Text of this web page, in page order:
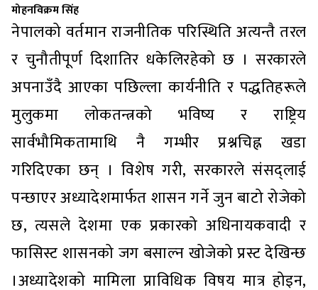
मोहनविक्रम सिंह
नेपालको वर्तमान राजनीतिक परिस्थिति अत्यन्तै तरल
र चुनौतीपूर्ण दिशातिर धकेलिरहेको छ । सरकारले
अपनाउँदै आएका पछिल्ला कार्यनीति र पद्धतिहरूले
मुलुकमा लोकतन्त्रको भविष्य र राष्ट्रिय
सार्वभौमिकतामाथि नै गम्भीर प्रश्नचिह्न खडा
गरिदिएका छन् । विशेष गरी, सरकारले संसद्लाई
पन्छाएर अध्यादेशमार्फत शासन गर्ने जुन बाटो रोजेको
छ, त्यसले देशमा एक प्रकारको अधिनायकवादी र
फासिस्ट शासनको जग बसाल्न खोजेको प्रस्ट देखिन्छ
।अध्यादेशको मामिला प्राविधिक विषय मात्र होइन,